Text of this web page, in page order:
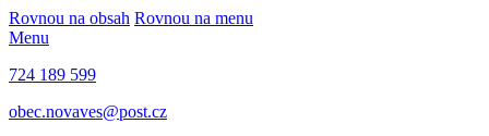
Rovnou na obsah Rovnou na menu
Menu
724 189 599
obec.novaves@post.cz